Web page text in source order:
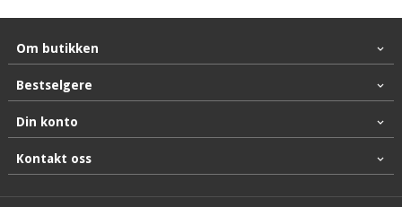
Om butikken
Bestselgere
Din konto
Kontakt oss